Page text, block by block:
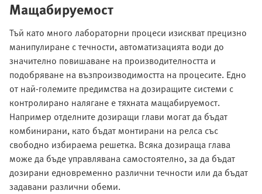
Мащабируемост
Тъй като много лабораторни процеси изискват прецизно
манипулиране с течности, автоматизацията води до
значително повишаване на производителността и
подобряване на възпроизводимостта на процесите. Едно
от най-големите предимства на дозиращите системи с
контролирано налягане е тяхната мащабируемост.
Например отделните дозиращи глави могат да бъдат
комбинирани, като бъдат монтирани на релса със
свободно избираема решетка. Всяка дозираща глава
може да бъде управлявана самостоятелно, за да бъдат
дозирани едновременно различни течности или да бъдат
задавани различни обеми.